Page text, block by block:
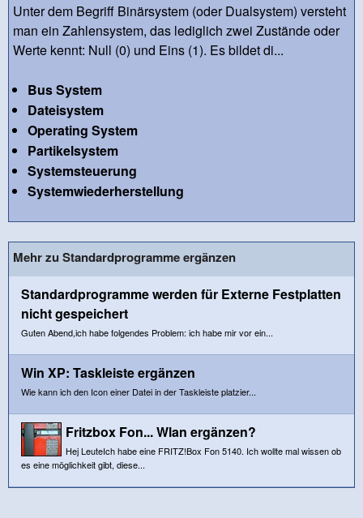
Unter dem Begriff Binärsystem (oder Dualsystem) versteht
man ein Zahlensystem, das lediglich zwei Zustände oder
Werte kennt: Null (0) und Eins (1). Es bildet di...
Bus System
Dateisystem
Operating System
Partikelsystem
Systemsteuerung
Systemwiederherstellung
Mehr zu Standardprogramme ergänzen
Standardprogramme werden für Externe Festplatten
nicht gespeichert
Guten Abend,ich habe folgendes Problem: ich habe mir vor ein...
Win XP: Taskleiste ergänzen
Wie kann ich den Icon einer Datei in der Taskleiste platzier...
Fritzbox Fon... Wlan ergänzen?
Hej LeuteIch habe eine FRITZ!Box Fon 5140. Ich wollte mal wissen ob
es eine möglichkeit gibt, diese...